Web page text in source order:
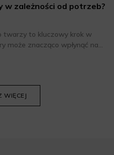
w zależności od potrzeb?
twarzy to kluczowy krok w
może znacząco wpłynąć na
potrzeb własnej skóry.
WIĘCEJ